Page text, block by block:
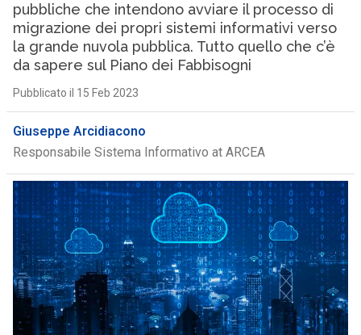
pubbliche che intendono avviare il processo di
migrazione dei propri sistemi informativi verso
la grande nuvola pubblica. Tutto quello che c’è
da sapere sul Piano dei Fabbisogni
Pubblicato il 15 Feb 2023
Giuseppe Arcidiacono
Responsabile Sistema Informativo at ARCEA